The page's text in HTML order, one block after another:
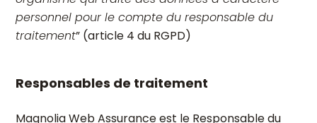
personnel pour le compte du responsable du
traitement” (article 4 du RGPD)
Responsables de traitement
Magnolia Web Assurance est le Responsable du